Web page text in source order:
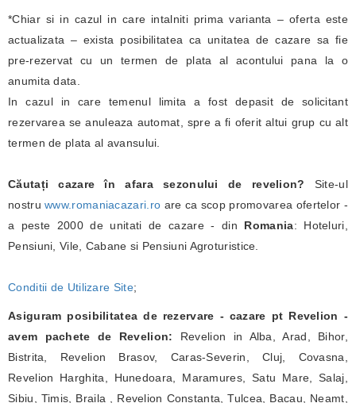
*Chiar si in cazul in care intalniti prima varianta – oferta este
actualizata – exista posibilitatea ca unitatea de cazare sa fie
pre-rezervat cu un termen de plata al acontului pana la o
anumita data.
In cazul in care temenul limita a fost depasit de solicitant
rezervarea se anuleaza automat, spre a fi oferit altui grup cu alt
termen de plata al avansului.
Căutați cazare în afara sezonului de revelion? Site-ul
nostruwww.romaniacazari.ro are ca scop promovarea ofertelor -
a peste 2000 de unitati de cazare - din Romania: Hoteluri,
Pensiuni, Vile, Cabane si Pensiuni Agroturistice.
Conditii de Utilizare Site;
Asiguram posibilitatea de rezervare - cazare pt Revelion -
avem pachete de Revelion: Revelion in Alba, Arad, Bihor,
Bistrita, Revelion Brasov, Caras-Severin, Cluj, Covasna,
Revelion Harghita, Hunedoara, Maramures, Satu Mare, Salaj,
Sibiu, Timis, Braila , Revelion Constanta, Tulcea, Bacau, Neamt,